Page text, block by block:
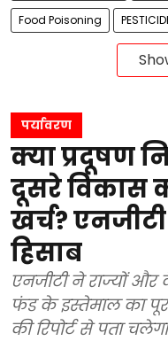
Food Poisoning
पर्यावरण
क्या प्रदूषण
दूसरे विकास
खर्च?
हिसाब
एनजीटी ने राज्यों और
फंड के इस्तेमाल का पूरा
की रिपोर्ट से पता